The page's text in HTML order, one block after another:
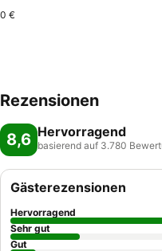
0 €
Rezensionen
8,6 Hervorragend
basierend auf 3.780
Gästerezensionen
Hervorragend
Sehr gut
Gut